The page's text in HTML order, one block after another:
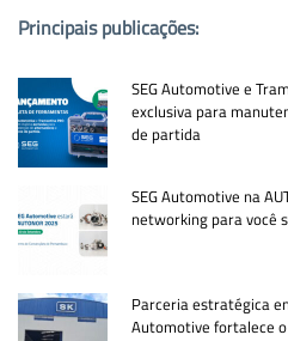
Principais publicações:
SEG Automotive e
exclusiva para
de partida
SEG Automotive na
networking para você
Parceria estratégica
Automotive fortalece